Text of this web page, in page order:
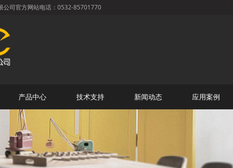
公司官方网站电话：0532-85701770
产品中心 技术支持 新闻动态 应用案例